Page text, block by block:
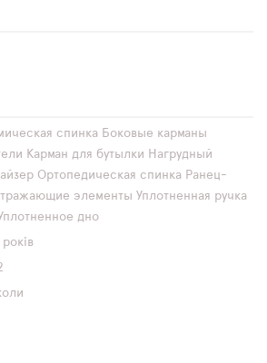
спинка Боковые карманы
Карман для бутылки Нагрудный
Ортопедическая спинка Ранец-
элементы Уплотненная ручка
дно
років